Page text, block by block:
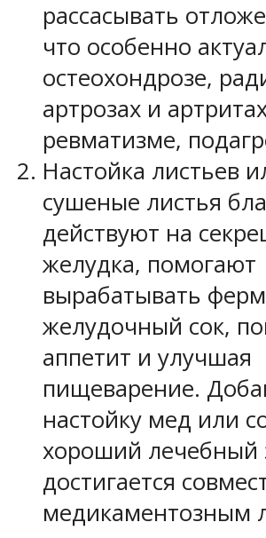
рассасывать
что особенно
остеохондрозе,
артрозах и
ревматизме,
Настойка листьев
сушеные листья
действуют на
желудка, помогают
вырабатывать
желудочный сок,
аппетит и улучшая
пищеварение.
настойку мед или
хороший лечебный
достигается
медикаментозным